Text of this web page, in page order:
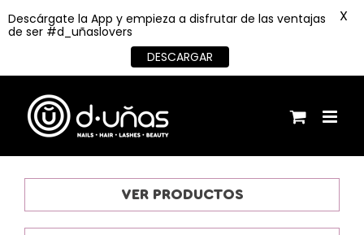
contenido
VER PRODUCTOS
Descárgate la App y empieza a disfrutar de las ventajas
de ser #d_uñaslovers
DESCARGAR
X